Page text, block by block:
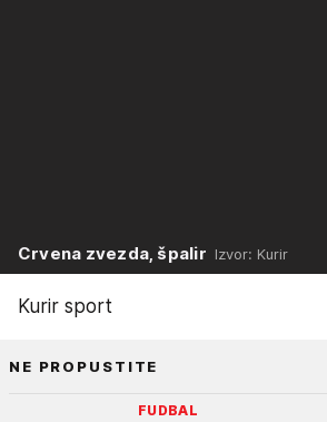
Crvena zvezda, špalir Izvor: Kurir
Kurir sport
NE PROPUSTITE
FUDBAL